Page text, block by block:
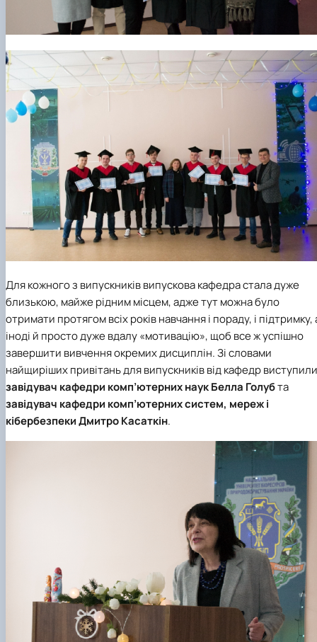
Для кожного з випускників випускова кафедра стала дуже
близькою, майже рідним місцем, адже тут можна було
отримати протягом всіх років навчання і пораду, і підтримку,
іноді й просто дуже вдалу «мотивацію», щоб все ж успішно
завершити вивчення окремих дисциплін. Зі словами
найщиріших привітань для випускників від кафедр виступили
завідувач кафедри комп’ютерних наукБелла Голубта
завідувач кафедри комп’ютерних систем, мереж і
кібербезпекиДмитро Касаткін.